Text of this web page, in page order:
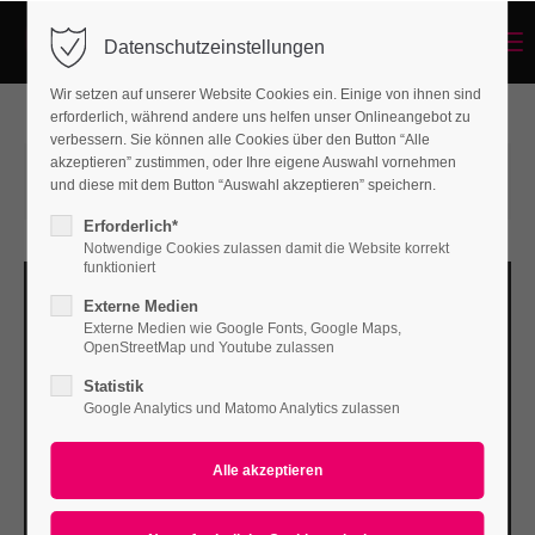
Login
Benutzername
Passwort
Anmelden
Register|Lost your password?
Support
2015-06-15 14:57
von Genie & Wahnsinn
Datenschutzeinstellungen
Wir setzen auf unserer Website Cookies ein. Einige von ihnen sind
erforderlich, während andere uns helfen unser Onlineangebot zu
verbessern. Sie können alle Cookies über den Button “Alle
akzeptieren” zustimmen, oder Ihre eigene Auswahl vornehmen
und diese mit dem Button “Auswahl akzeptieren” speichern.
Erforderlich*
Notwendige Cookies zulassen damit die Website korrekt
funktioniert
Externe Medien
Externe Medien wie Google Fonts, Google Maps,
OpenStreetMap und Youtube zulassen
Statistik
Google Analytics und Matomo Analytics zulassen